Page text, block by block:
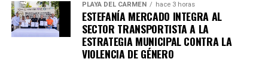
PLAYA DEL CARMEN hace 3 horas
ESTEFANÍA MERCADO INTEGRA AL
SECTOR TRANSPORTISTA A LA
ESTRATEGIA MUNICIPAL CONTRA LA
VIOLENCIA DE GÉNERO